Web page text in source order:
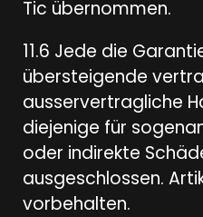
Tic übernommen.
11.6 Jede die
übersteigende
ausservertragliche
diejenige für
oder indirekte
ausgeschlossen.
vorbehalten.